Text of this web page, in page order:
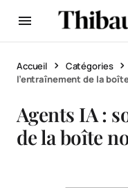
Accueil Catégories
l’entraînement de la
Agents IA :
de la boîte